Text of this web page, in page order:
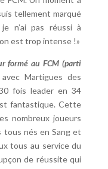
tellement marqué
n’ai pas réussi à
est trop intense !»
formé au FCM (parti
Martigues des
fois leader en 34
fantastique. Cette
nombreux joueurs
tous nés en Sang et
tous au service du
de réussite qui